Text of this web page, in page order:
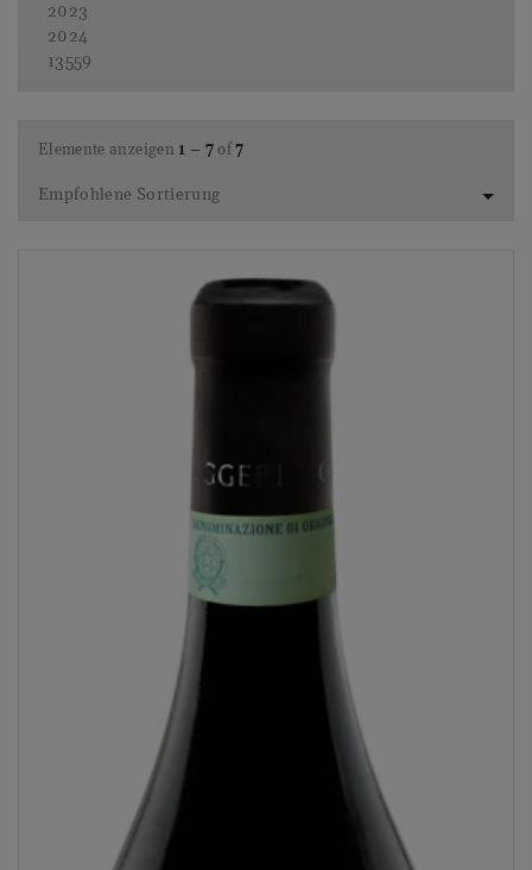
2023
2024
13559
Elemente anzeigen 1 – 7of7
Empfohlene Sortierung